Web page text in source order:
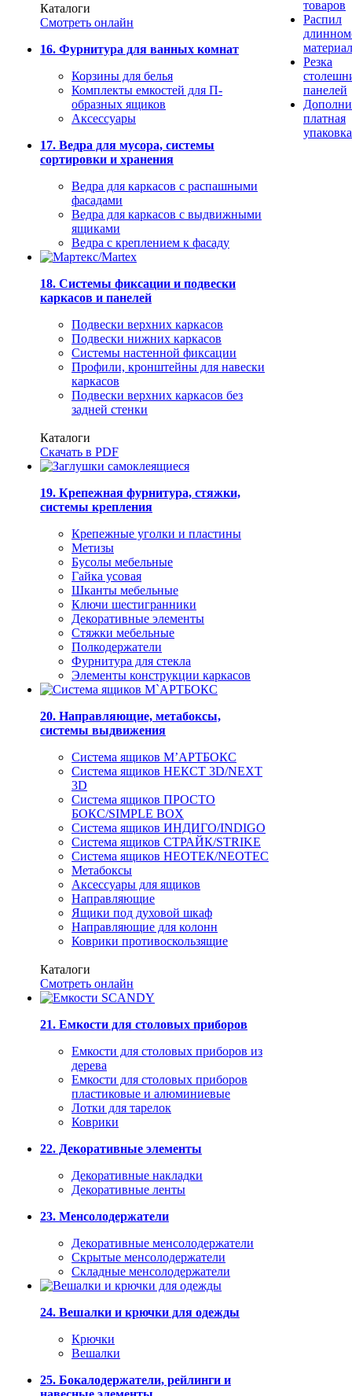
Каталоги
Смотреть онлайн
16. Фурнитура для ванных комнат
Корзины для белья
Комплекты емкостей для П-
образных ящиков
Аксессуары
17. Ведра для мусора, системы
сортировки и хранения
Ведра для каркасов с распашными
фасадами
Ведра для каркасов с выдвижными
ящиками
Ведра с креплением к фасаду
18. Системы фиксации и подвески
каркасов и панелей
Подвески верхних каркасов
Подвески нижних каркасов
Системы настенной фиксации
Профили, кронштейны для навески
каркасов
Подвески верхних каркасов без
задней стенки
Каталоги
Скачать в PDF
19. Крепежная фурнитура, стяжки,
системы крепления
Крепежные уголки и пластины
Метизы
Бусолы мебельные
Гайка усовая
Шканты мебельные
Ключи шестигранники
Декоративные элементы
Стяжки мебельные
Полкодержатели
Фурнитура для стекла
Элементы конструкции каркасов
20. Направляющие, метабоксы,
системы выдвижения
Система ящиков М’АРТБОКС
Система ящиков НЕКСТ 3D/NEXT
3D
Система ящиков ПРОСТО
БОКС/SIMPLE BOX
Система ящиков ИНДИГО/INDIGO
Система ящиков СТРАЙК/STRIKE
Система ящиков НЕОТЕК/NEOTEC
Метабоксы
Аксессуары для ящиков
Направляющие
Ящики под духовой шкаф
Направляющие для колонн
Коврики противоскользящие
Каталоги
Смотреть онлайн
21. Емкости для столовых приборов
Емкости для столовых приборов из
дерева
Емкости для столовых приборов
пластиковые и алюминиевые
Лотки для тарелок
Коврики
22. Декоративные элементы
Декоративные накладки
Декоративные ленты
23. Менсолодержатели
Декоративные менсолодержатели
Скрытые менсолодержатели
Складные менсолодержатели
24. Вешалки и крючки для одежды
Крючки
Вешалки
25. Бокалодержатели, рейлинги и
товаров
Распил
Резка
панелей
платная
упаковка